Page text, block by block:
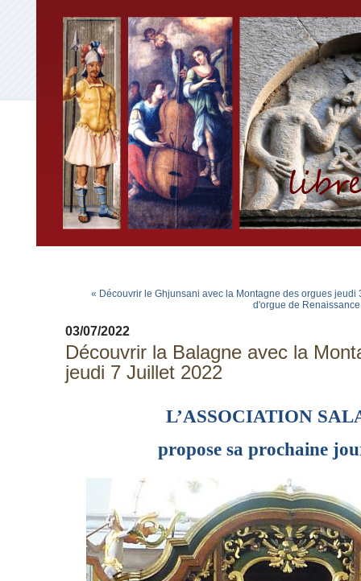
« Découvrir le Ghjunsani avec la Montagne des orgues jeudi
d'orgue de
03/07/2022
Découvrir la Balagne avec la
jeudi 7 Juillet 2022
L’ASSOCIATION
propose sa prochaine